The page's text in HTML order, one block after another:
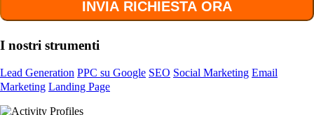
I nostri strumenti
Lead Generation PPC su Google SEO Social Marketing Email
Marketing Landing Page